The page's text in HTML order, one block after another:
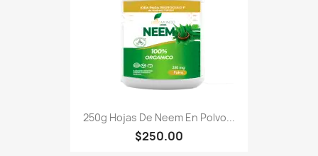
250g Hojas De Neem En Polvo...
$250.00